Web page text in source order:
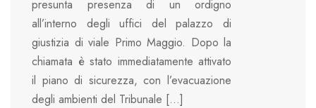
presunta presenza di un ordigno
all’interno degli uffici del palazzo di
giustizia di viale Primo Maggio. Dopo la
chiamata è stato immediatamente attivato
il piano di sicurezza, con l’evacuazione
degli ambienti del Tribunale […]